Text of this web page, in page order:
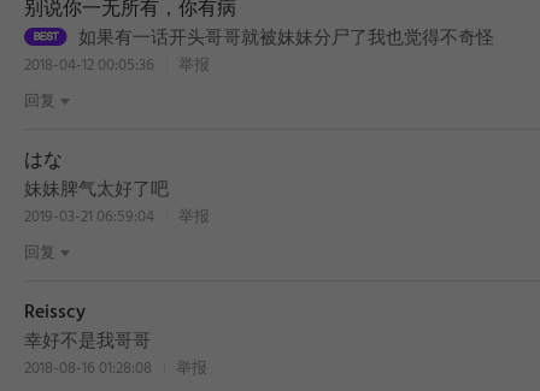
BEST
别说你一无所有，你有病
如果有一话开头哥哥就被妹妹分尸了我也觉得不奇怪
2018-04-12 00:05:36
举报
回复
はな
妹妹脾气太好了吧
2019-03-21 06:59:04
举报
回复
Reisscy
幸好不是我哥哥
2018-08-16 01:28:08
举报